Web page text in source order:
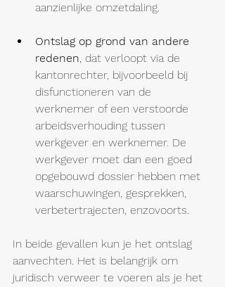
aanzienlijke omzetdaling.
Ontslag op grond van andere
redenen, dat verloopt via de
kantonrechter, bijvoorbeeld bij
disfunctioneren van de
werknemer of een verstoorde
arbeidsverhouding tussen
werkgever en werknemer. De
werkgever moet dan een goed
opgebouwd dossier hebben met
waarschuwingen, gesprekken,
verbetertrajecten, enzovoorts.
In beide gevallen kun je het ontslag
aanvechten. Het is belangrijk om
juridisch verweer te voeren als je het